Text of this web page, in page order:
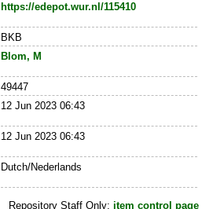
https://edepot.wur.nl/115410
BKB
Blom, M
49447
12 Jun 2023 06:43
12 Jun 2023 06:43
Dutch/Nederlands
Repository Staff Only:item control page